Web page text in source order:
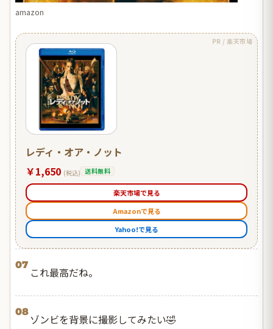
amazon
PR / 楽天市場
レディ・オア・ノット
￥1,650 (税込) 送料無料
楽天市場で見る
Amazonで見る
Yahoo!で見る
07
これ最高だね。
08
ゾンビを背景に撮影してみたい🤣